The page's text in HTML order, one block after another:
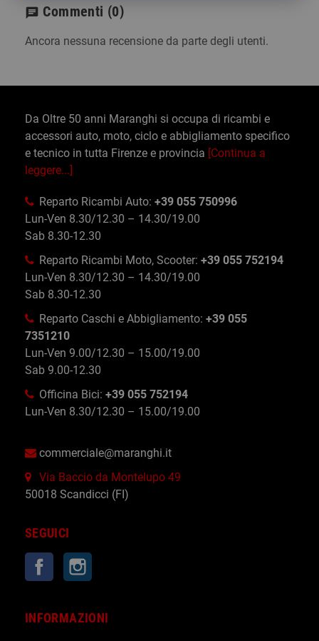
chat Commenti (0)
Ancora nessuna recensione da parte degli utenti.
Da Oltre 50 anni Maranghi si occupa di ricambi e
accessori auto, moto, ciclo e abbigliamento specifico
e tecnico in tutta Firenze e provincia [Continua a
leggere...]
Reparto Ricambi Auto: +39 055 750996
Lun-Ven 8.30/12.30 – 14.30/19.00
Sab 8.30-12.30
Reparto Ricambi Moto, Scooter: +39 055 752194
Lun-Ven 8.30/12.30 – 14.30/19.00
Sab 8.30-12.30
Reparto Caschi e Abbigliamento: +39 055
7351210
Lun-Ven 9.00/12.30 – 15.00/19.00
Sab 9.00-12.30
Officina Bici: +39 055 752194
Lun-Ven 8.30/12.30 – 15.00/19.00
commerciale@maranghi.it
Via Baccio da Montelupo 49
50018 Scandicci (FI)
SEGUICI
Facebook
INFORMAZIONI